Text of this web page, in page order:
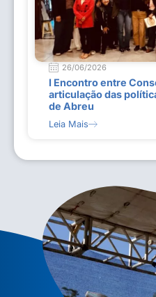
26/06/2026
I Encontro entre
articulação das
de Abreu
Leia Mais